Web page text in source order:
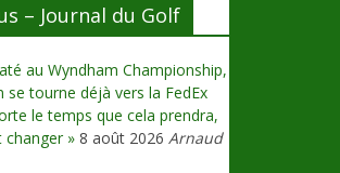
– Journal du Golf
au Wyndham Championship,
se tourne déjà vers la FedEx
le temps que cela prendra,
changer » 8 août 2026 Arnaud